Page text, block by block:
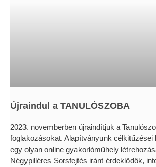
Újraindul a TANULÓSZOBA
2023. novemberben újraindítjuk a
foglakozásokat. Alapítványunk célkitűzései
egy olyan online gyakorlóműhely
Négypilléres Sorsfejtés iránt érdeklődők,